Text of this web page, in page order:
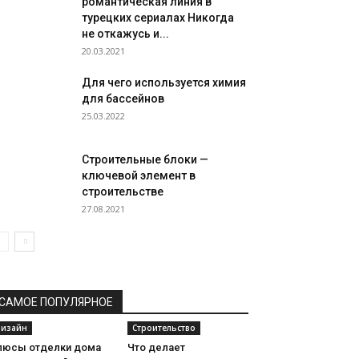
турецких сериалах Никогда
не откажусь и...
20.03.2021
Для чего используется химия
для бассейнов
25.03.2022
Строительные блоки —
ключевой элемент в
строительстве
27.08.2021
ПОПУЛЯРНОЕ
отделки дома
Строительство
Что делает